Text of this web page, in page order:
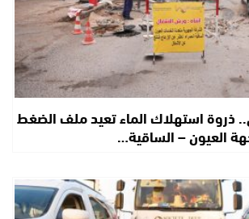
ذروة استهلاك الماء تعيد ملف الضغط
العيون – الساقية…